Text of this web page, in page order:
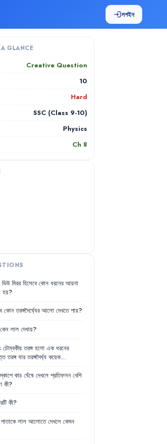
loginলগইন
GLANCE
Creative Question
10
Hard
SSC (Class 9-10)
Physics
Ch 8
ভিউ মিরর হিসেবে কোন ধরনের আয়না
হয়?
কোন তরঙ্গদৈর্ঘ্যের আলো দেখতে পায়?
কেন লাল দেখায়?
চৌম্বকীয় তরঙ্গ হলো এক ধরনের
তরঙ্গ যার তরঙ্গদৈর্ঘ্য কয়েক
ট্রিলিয়ন ভাগের এক ভাগও হতে
আমরা
nmএর
তরঙ্গদৈর্ঘ্যকে আমরা বিভিন্ন রং হিসেবে
কাচ ঘেঁষে দেখলে প্রতিফলন বেশি
কী?
কী?
পাতাকে লাল আলোতে দেখলে কেমন